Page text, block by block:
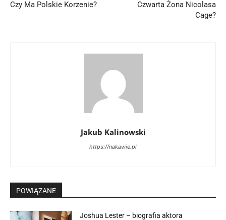
Czy Ma Polskie Korzenie?
Czwarta Żona Nicolasa
Cage?
Jakub Kalinowski
https://nakawie.pl
POWIĄZANE
Joshua Lester – biografia aktora